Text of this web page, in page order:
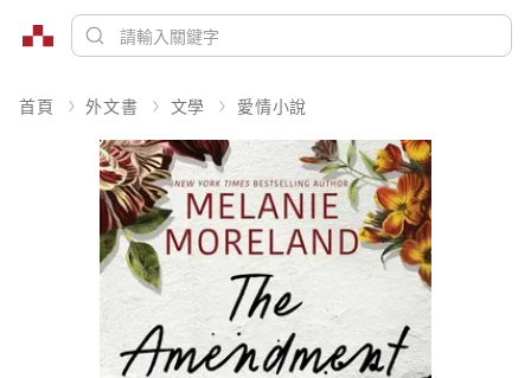
首頁 外文書 文學 愛情小說